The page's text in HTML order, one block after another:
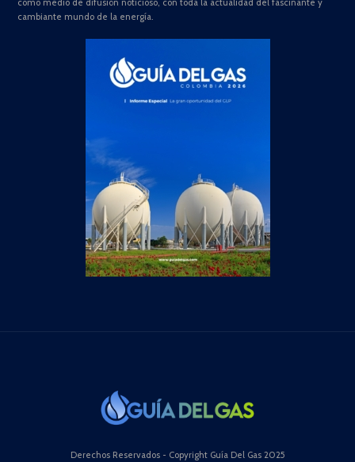
como medio de difusión noticioso, con toda la actualidad del fascinante y
cambiante mundo de la energía.
Derechos Reservados - Copyright Guía Del Gas 2025